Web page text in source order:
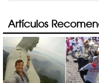
Artículos